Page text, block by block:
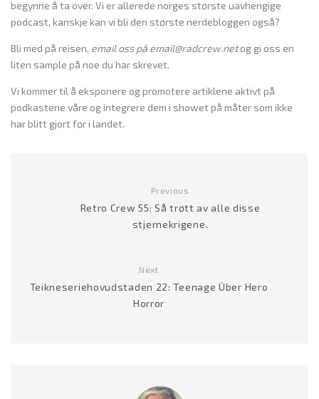
begynne å ta over. Vi er allerede norges største uavhengige
podcast, kanskje kan vi bli den største nerdebloggen også?
Bli med på reisen, email oss på email@radcrew.netog gi oss en
liten sample på noe du har skrevet.
Vi kommer til å eksponere og promotere artiklene aktivt på
podkastene våre og integrere dem i showet på måter som ikke
har blitt gjort før i landet.
Previous
Retro Crew 55: Så trøtt av alle disse
stjernekrigene.
Next
Teikneseriehovudstaden 22: Teenage Über Hero
Horror